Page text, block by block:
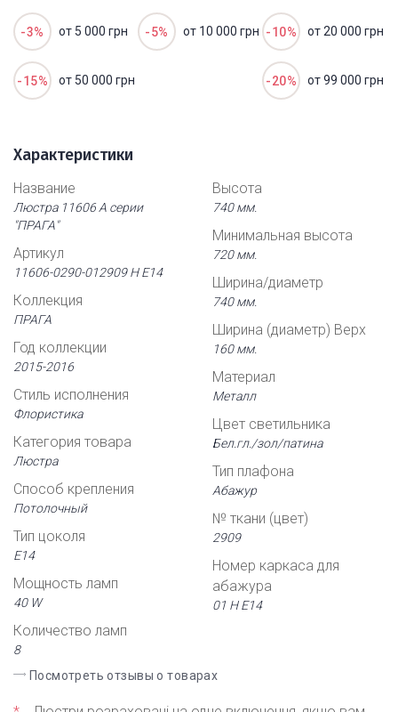
-3% от 5 000 грн -5% от 10 000 грн -10% от 20 000 грн
-15% от 50 000 грн -20% от 99 000 грн
Характеристики
Название
Люстра 11606 А серии
"ПРАГА"
Артикул
11606-0290-012909 Н Е14
Коллекция
ПРАГА
Год коллекции
2015-2016
Стиль исполнения
Флористика
Категория товара
Люстра
Способ крепления
Потолочный
Тип цоколя
Е14
Мощность ламп
40 W
Количество ламп
8
Высота
740 мм.
Минимальная высота
720 мм.
Ширина/диаметр
740 мм.
Ширина (диаметр) Верх
160 мм.
Материал
Металл
Цвет светильника
Бел.гл./зол/патина
Тип плафона
Абажур
№ ткани (цвет)
2909
Номер каркаса для
абажура
01 Н Е14
Посмотреть отзывы о товарах